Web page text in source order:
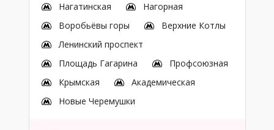
Нагатинская
Нагорная
Воробьёвы горы
Верхние Котлы
Ленинский проспект
Площадь Гагарина
Профсоюзная
Крымская
Академическая
Новые Черемушки